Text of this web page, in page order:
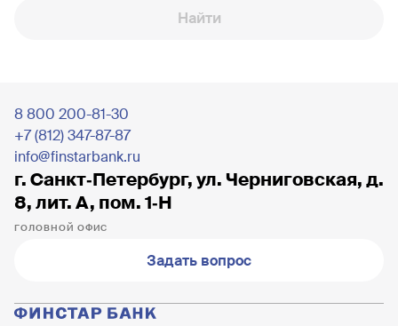
Найти
8 800 200-81-30
+7 (812) 347-87-87
info@finstarbank.ru
г. Санкт‐Петербург, ул. Черниговская, д.
8, лит. А, пом. 1‐Н
ГОЛОВНОЙ ОФИС
Задать вопрос